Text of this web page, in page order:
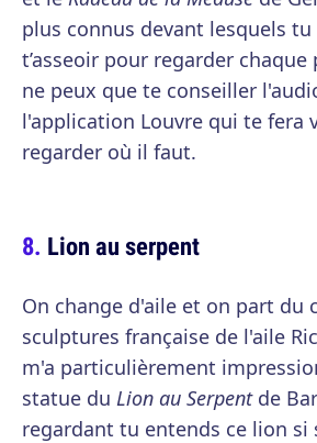
plus connus devant lesquels
t’asseoir pour regarder chaque
ne peux que te conseiller
l'application Louvre qui te fera
regarder où il faut.
Lion au serpent
On change d'aile et on part du
sculptures française de l'aile
m'a particulièrement
statue du Lion au Serpentde
regardant tu entends ce lion si